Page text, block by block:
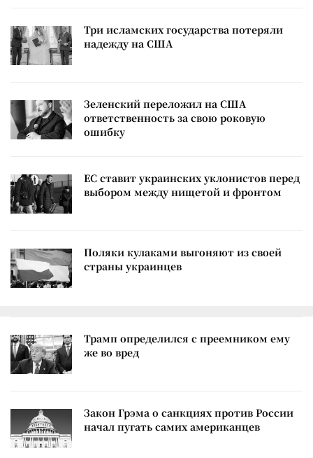
Три исламских государства потеряли
надежду на США
Зеленский переложил на США
ответственность за свою роковую
ошибку
ЕС ставит украинских уклонистов перед
выбором между нищетой и фронтом
Поляки кулаками выгоняют из своей
страны украинцев
Трамп определился с преемником ему
же во вред
Закон Грэма о санкциях против России
начал пугать самих американцев